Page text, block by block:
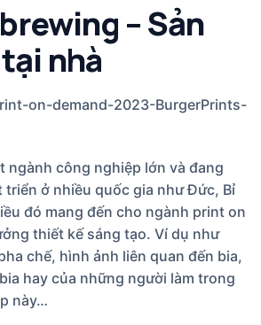
– Sản
nhà
ngành công nghiệp lớn và đang
ở nhiều quốc gia như Đức, Bỉ
đó mang đến cho ngành print on
thiết kế sáng tạo. Ví dụ như
chế, hình ảnh liên quan đến bia,
hay của những người làm trong
này…